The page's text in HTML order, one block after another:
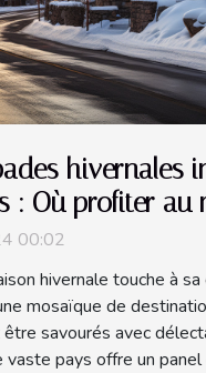
hivernales
: Où profiter au
00:02
hivernale touche à
mosaïque de
savourés avec
vaste pays offre un